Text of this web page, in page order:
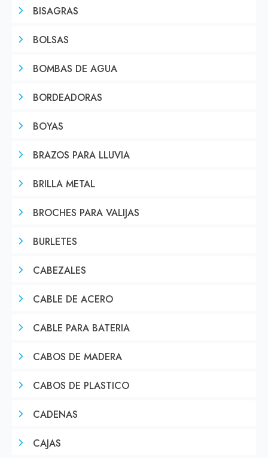
BISAGRAS
BOLSAS
BOMBAS DE AGUA
BORDEADORAS
BOYAS
BRAZOS PARA LLUVIA
BRILLA METAL
BROCHES PARA VALIJAS
BURLETES
CABEZALES
CABLE DE ACERO
CABLE PARA BATERIA
CABOS DE MADERA
CABOS DE PLASTICO
CADENAS
CAJAS